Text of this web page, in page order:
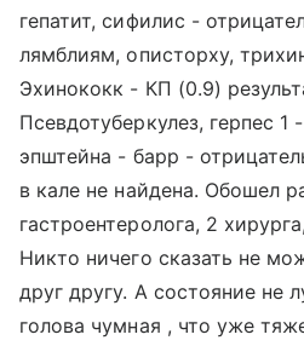
гепатит, сифилис -
лямблиям, описторху,
Эхинококк - КП (0.9)
Псевдотуберкулез, герпес 1
эпштейна - барр -
в кале не найдена. Обошел
гастроентеролога, 2
Никто ничего сказать не
друг другу. А состояние не
голова чумная , что уже